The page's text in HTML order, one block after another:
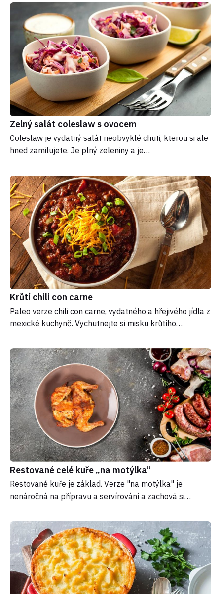
Zelný salát coleslaw s ovocem
Coleslaw je vydatný salát neobvyklé chuti, kterou si ale
hned zamilujete. Je plný zeleniny a je…
Krůtí chili con carne
Paleo verze chili con carne, vydatného a hřejivého jídla z
mexické kuchyně. Vychutnejte si misku krůtího…
Restované celé kuře „na motýlka“
Restované kuře je základ. Verze "na motýlka" je
nenáročná na přípravu a servírování a zachová si…